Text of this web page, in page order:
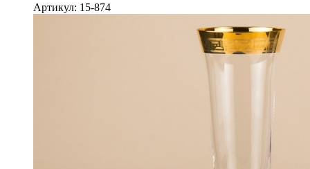
Артикул: 15-874